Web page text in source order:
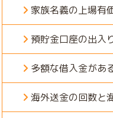
家族名義の上場有
預貯金口座の出入
多額な借入金があ
海外送金の回数と